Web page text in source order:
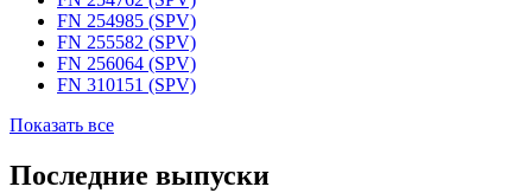
FN 254985 (SPV)
FN 255582 (SPV)
FN 256064 (SPV)
FN 310151 (SPV)
Показать все
Последние выпуски